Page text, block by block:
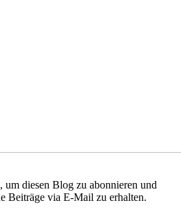
diesen Blog zu abonnieren und
Beiträge via E-Mail zu erhalten.